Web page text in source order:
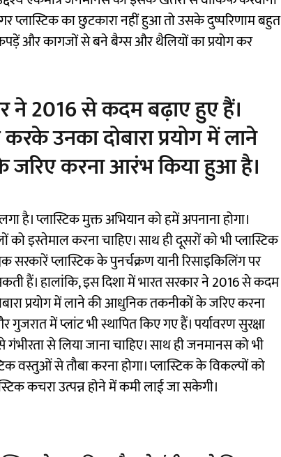
प्लास्टिक का छुटकारा नहीं हुआ तो उसके दुष्परिणाम बहुत
और कागजों से बने बैग्स और थैलियों का प्रयोग कर
ने 2016 से कदम बढ़ाए हुए हैं।
उनका दोबारा प्रयोग में लाने
करना आरंभ किया हुआ है।
है। प्लास्टिक मुक्त अभियान को हमें अपनाना होगा।
इस्तेमाल करना चाहिए। साथ ही दूसरों को भी प्लास्टिक
प्लास्टिक के पुनर्चक्रण यानी रिसाइकिलिंग पर
हैं। हालांकि, इस दिशा में भारत सरकार ने 2016 से कदम
प्रयोग में लाने की आधुनिक तकनीकों के जरिए करना
में प्लांट भी स्थापित किए गए हैं। पर्यावरण सुरक्षा
से लिया जाना चाहिए। साथ ही जनमानस को भी
वस्तुओं से तौबा करना होगा। प्लास्टिक के विकल्पों को
कचरा उत्पन्न होने में कमी लाई जा सकेगी।